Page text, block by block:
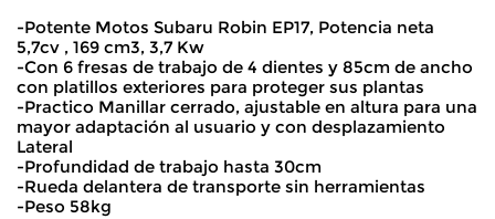
-Potente Motos Subaru Robin EP17, Potencia neta
5,7cv , 169 cm3, 3,7 Kw
-Con 6 fresas de trabajo de 4 dientes y 85cm de ancho
con platillos exteriores para proteger sus plantas
-Practico Manillar cerrado, ajustable en altura para una
mayor adaptación al usuario y con desplazamiento
Lateral
-Profundidad de trabajo hasta 30cm
-Rueda delantera de transporte sin herramientas
-Peso 58kg